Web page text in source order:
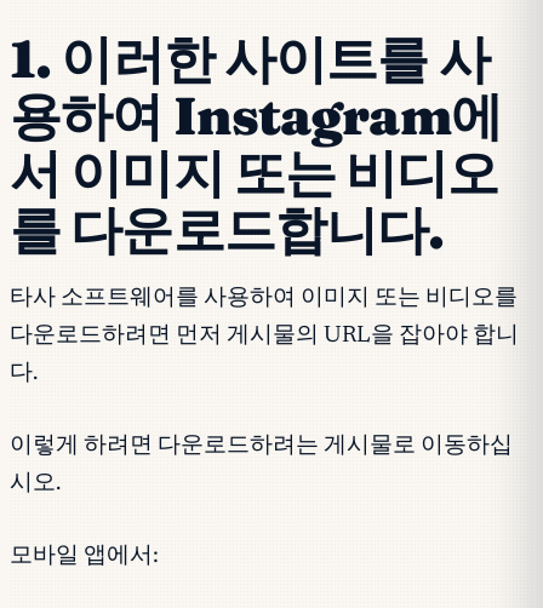
1. 이러한 사이트를 사
용하여 Instagram에
서 이미지 또는 비디오
를 다운로드합니다.
타사 소프트웨어를 사용하여 이미지 또는 비디오를
다운로드하려면 먼저 게시물의 URL을 잡아야 합니
다.
이렇게 하려면 다운로드하려는 게시물로 이동하십
시오.
모바일 앱에서: